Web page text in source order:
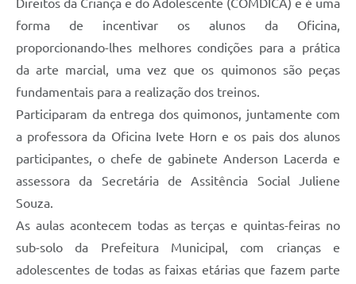
Diário Oficial
Direitos da Criança e do Adolescente (COMDICA) e é uma
forma de incentivar os alunos da Oficina,
proporcionando-lhes melhores condições para a prática
da arte marcial, uma vez que os quimonos são peças
fundamentais para a realização dos treinos.
Participaram da entrega dos quimonos, juntamente com
a professora da Oficina Ivete Horn e os pais dos alunos
participantes, o chefe de gabinete Anderson Lacerda e
assessora da Secretária de Assitência Social Juliene
Souza.
As aulas acontecem todas as terças e quintas-feiras no
sub-solo da Prefeitura Municipal, com crianças e
adolescentes de todas as faixas etárias que fazem parte